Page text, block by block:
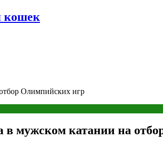
кошек
Олимпийских игр
мужском катании на